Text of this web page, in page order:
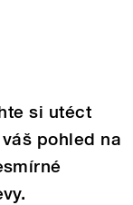
si utéct
pohled na